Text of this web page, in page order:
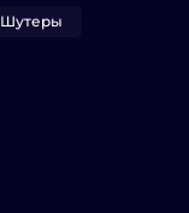
Шутеры